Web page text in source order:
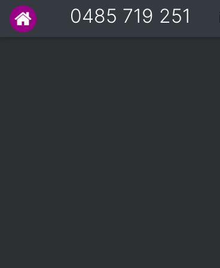
0485 719 251